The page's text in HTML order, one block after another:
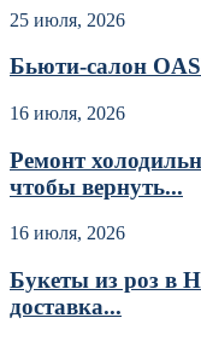
25 июля, 2026
Бьюти-салон
16 июля, 2026
Ремонт
чтобы вернуть...
16 июля, 2026
Букеты из роз в
доставка...